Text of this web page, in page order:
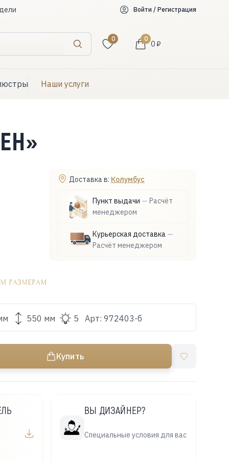
Войти / Регистрация
Искать
0 0
0 ₽
Наши услуги
Доставка в: Колумбус
Пункт выдачи — Расчёт
менеджером
Курьерская доставка —
Расчёт менеджером
550 мм 5 Арт: 972403-б
Купить
ВЫ ДИЗАЙНЕР?
Специальные условия для вас